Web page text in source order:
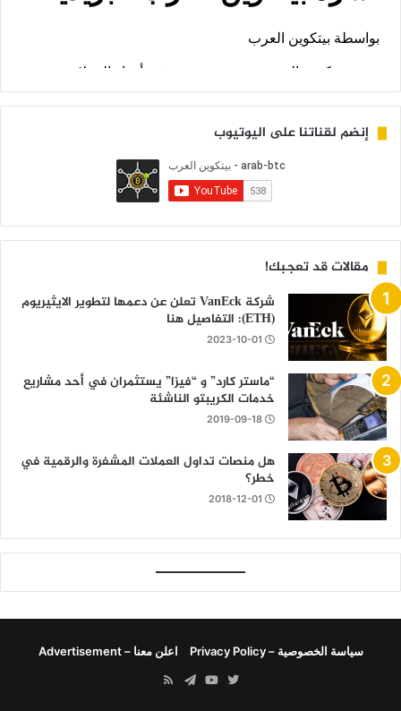
إنضم لقناتنا على اليوتيوب
مقالات قد تعجبك!
شركة VanEck تعلن عن دعمها لتطوير الايثيريوم
(ETH): التفاصيل هنا
2023-10-01
“ماستر كارد” و “فيزا” يستثمران في أحد مشاريع
خدمات الكريبتو الناشئة
2019-09-18
هل منصات تداول العملات المشفرة والرقمية في
خطر؟
2018-12-01
سياسة الخصوصية – Privacy Policy اعلن معنا – Advertisement